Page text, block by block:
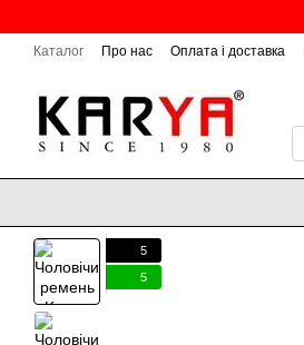
Каталог Про нас Оплата і доставка
5
5